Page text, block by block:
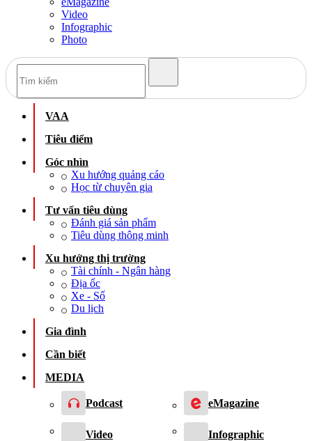
Video
Infographic
Photo
VAA
Tiêu điểm
Góc nhìn
Xu hướng quảng cáo
Học từ chuyên gia
Tư vấn tiêu dùng
Đánh giá sản phẩm
Tiêu dùng thông minh
Xu hướng thị trường
Tài chính - Ngân hàng
Địa ốc
Xe - Số
Du lịch
Gia đình
Cần biết
MEDIA
Podcast eMagazine
Video Infographic